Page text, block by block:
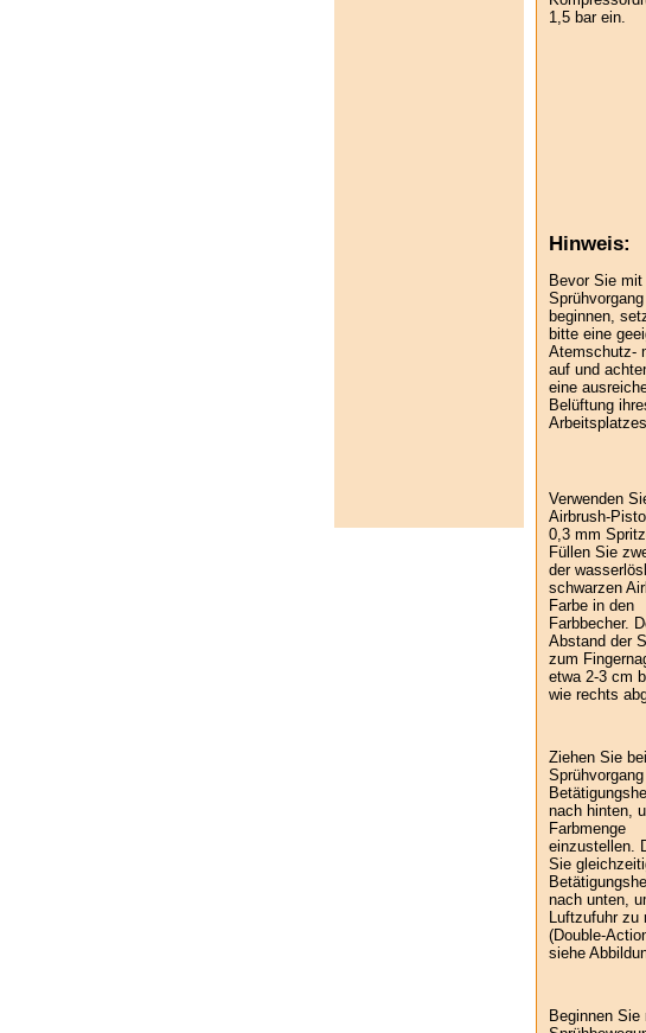
1,5 bar ein.
Hinweis:
Bevor Sie mit
Sprühvorgang
beginnen,
bitte eine
Atemschutz-
auf und
eine
Belüftung
Verwenden
Airbrush-
0,3 mm
Füllen Sie
der
schwarzen
Farbe in den
Farbbecher.
Abstand der
zum
etwa 2-3 cm
wie rechts
Ziehen Sie
nach hinten,
Farbmenge
einzustellen.
Sie
nach unten,
Luftzufuhr zu
(Double-
siehe
Beginnen Sie